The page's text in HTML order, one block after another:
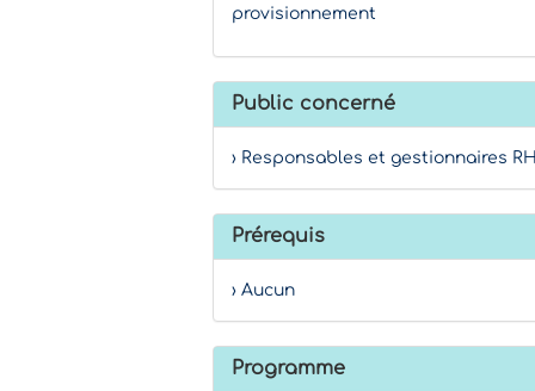
provisionnement
Public concerné
› Responsables et gestionnaires
Prérequis
› Aucun
Programme